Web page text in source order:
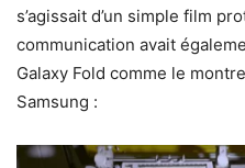
s’agissait d’un simple film
communication avait
Galaxy Fold comme le
Samsung :